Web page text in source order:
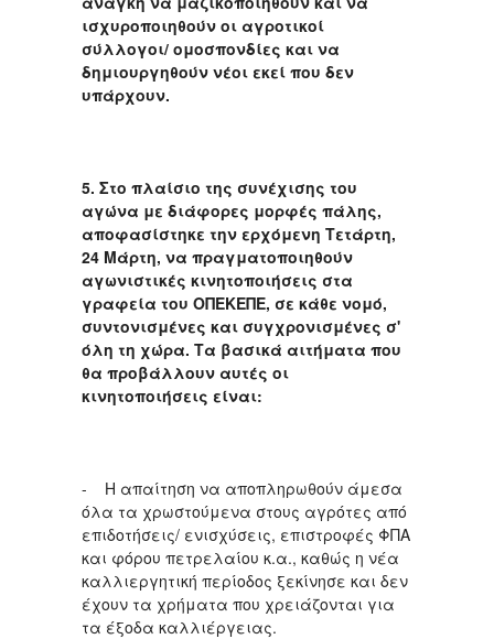
ισχυροποιηθούν οι αγροτικοί
σύλλογοι/ ομοσπονδίες και να
δημιουργηθούν νέοι εκεί που δεν
υπάρχουν.
5. Στο πλαίσιο της συνέχισης του
αγώνα με διάφορες μορφές πάλης,
αποφασίστηκε την ερχόμενη Τετάρτη,
24 Μάρτη, να πραγματοποιηθούν
αγωνιστικές κινητοποιήσεις στα
γραφεία του ΟΠΕΚΕΠΕ, σε κάθε νομό,
συντονισμένες και συγχρονισμένες σ'
όλη τη χώρα. Τα βασικά αιτήματα που
θα προβάλλουν αυτές οι
κινητοποιήσεις είναι:
- Η απαίτηση να αποπληρωθούν άμεσα
όλα τα χρωστούμενα στους αγρότες από
επιδοτήσεις/ ενισχύσεις, επιστροφές ΦΠΑ
και φόρου πετρελαίου κ.α., καθώς η νέα
καλλιεργητική περίοδος ξεκίνησε και δεν
έχουν τα χρήματα που χρειάζονται για
τα έξοδα καλλιέργειας.